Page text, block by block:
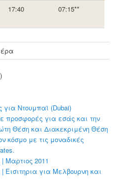
17:40 07:15**
για Ντουμπαϊ (Dubai)
προσφορές για εσάς και την
Θέση και Διακεκριμένη Θέση
κόσμο με τις μοναδικές
Μαρτιος 2011
Εισιτηρια για Μελβουρνη και